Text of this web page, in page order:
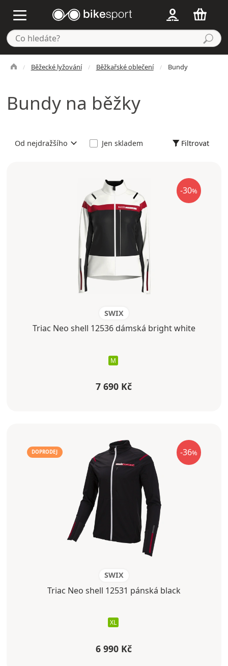
Běžecké lyžování Běžkařské oblečení Bundy
Bundy na běžky
Od nejdražšího Jen skladem Filtrovat
-30%
SWIX
Triac Neo shell 12536 dámská bright white
M
7 690 Kč
-36%
DOPRODEJ
SWIX
Triac Neo shell 12531 pánská black
XL
6 990 Kč